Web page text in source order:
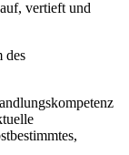
vertieft und
des